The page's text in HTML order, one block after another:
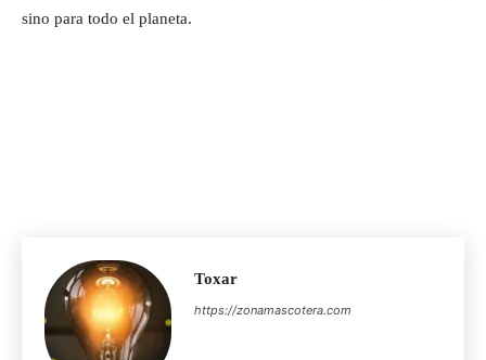
sino para todo el planeta.
Toxar
https://zonamascotera.com